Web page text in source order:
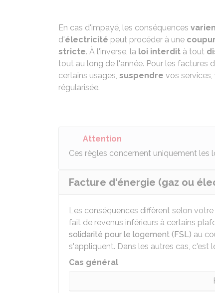
En cas d'impayé, les conséquences
d'électricité peut procéder à une
stricte. À l'inverse, la loi interdit à tout
tout au long de l'année. Pour les factures
certains usages, suspendre vos services,
régularisée.
Attention
Ces règles concernent uniquement
Facture d'énergie (gaz ou
Les conséquences diffèrent selon
fait de revenus inférieurs à certains
solidarité pour le logement (FSL) au
s'appliquent. Dans les autres cas, c'est
Cas général